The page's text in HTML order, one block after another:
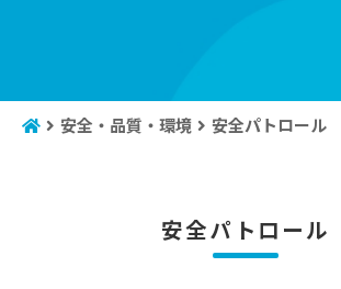
安全・品質・環境 安全パトロール
安全パトロール